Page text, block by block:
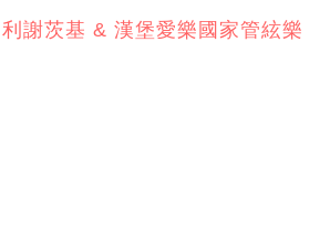
謝茨基 & 漢堡愛樂國家管絃樂